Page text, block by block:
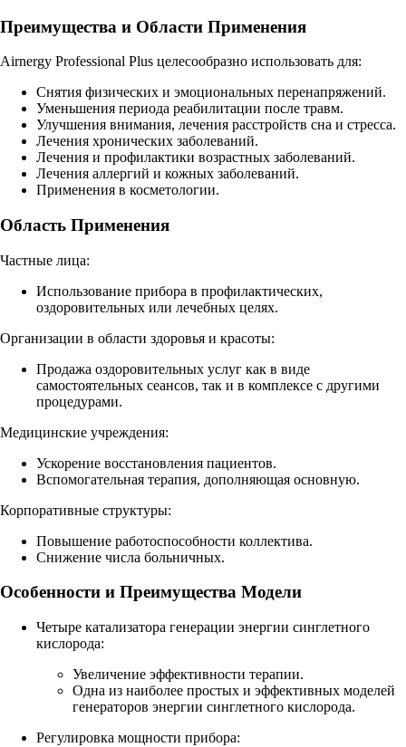
Преимущества и Области Применения
Airnergy Professional Plus целесообразно использовать для:
Снятия физических и эмоциональных перенапряжений.
Уменьшения периода реабилитации после травм.
Улучшения внимания, лечения расстройств сна и стресса.
Лечения хронических заболеваний.
Лечения и профилактики возрастных заболеваний.
Лечения аллергий и кожных заболеваний.
Применения в косметологии.
Область Применения
Частные лица:
Использование прибора в профилактических,
оздоровительных или лечебных целях.
Организации в области здоровья и красоты:
Продажа оздоровительных услуг как в виде
самостоятельных сеансов, так и в комплексе с другими
процедурами.
Медицинские учреждения:
Ускорение восстановления пациентов.
Вспомогательная терапия, дополняющая основную.
Корпоративные структуры:
Повышение работоспособности коллектива.
Снижение числа больничных.
Особенности и Преимущества Модели
Четыре катализатора генерации энергии синглетного
кислорода:
Увеличение эффективности терапии.
Одна из наиболее простых и эффективных моделей
генераторов энергии синглетного кислорода.
Регулировка мощности прибора: